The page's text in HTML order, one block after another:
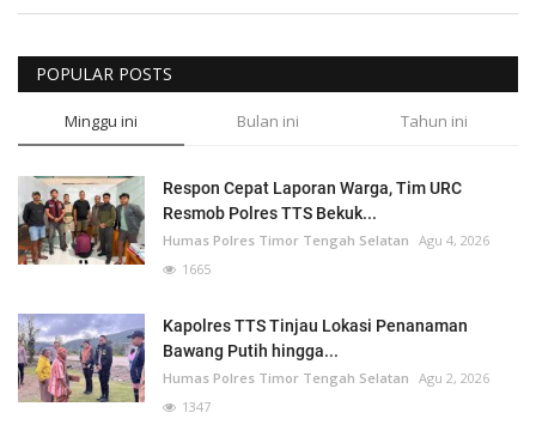
POPULAR POSTS
Minggu ini Bulan ini Tahun ini
Respon Cepat Laporan Warga, Tim URC
Resmob Polres TTS Bekuk...
Humas Polres Timor Tengah Selatan Agu 4, 2026
1665
Kapolres TTS Tinjau Lokasi Penanaman
Bawang Putih hingga...
Humas Polres Timor Tengah Selatan Agu 2, 2026
1347